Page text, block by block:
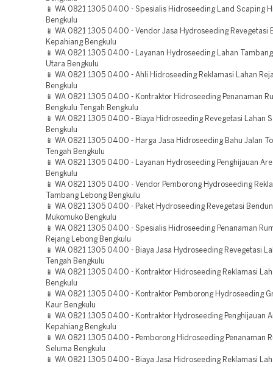
📱 WA 0821 1305 0400 - Spesialis Hidroseeding Land Scaping
Bengkulu
📱 WA 0821 1305 0400 - Vendor Jasa Hydroseeding Revegetasi
Kepahiang Bengkulu
📱 WA 0821 1305 0400 - Layanan Hydroseeding Lahan
Utara Bengkulu
📱 WA 0821 1305 0400 - Ahli Hidroseeding Reklamasi Lahan
Bengkulu
📱 WA 0821 1305 0400 - Kontraktor Hidroseeding Penanaman
Bengkulu Tengah Bengkulu
📱 WA 0821 1305 0400 - Biaya Hidroseeding Revegetasi Lahan
Bengkulu
📱 WA 0821 1305 0400 - Harga Jasa Hidroseeding Bahu Jalan
Tengah Bengkulu
📱 WA 0821 1305 0400 - Layanan Hydroseeding Penghijauan
Bengkulu
📱 WA 0821 1305 0400 - Vendor Pemborong Hydroseeding
Tambang Lebong Bengkulu
📱 WA 0821 1305 0400 - Paket Hydroseeding Revegetasi
Mukomuko Bengkulu
📱 WA 0821 1305 0400 - Spesialis Hidroseeding Penanaman
Rejang Lebong Bengkulu
📱 WA 0821 1305 0400 - Biaya Jasa Hydroseeding Revegetasi
Tengah Bengkulu
📱 WA 0821 1305 0400 - Kontraktor Hidroseeding Reklamasi
Bengkulu
📱 WA 0821 1305 0400 - Kontraktor Pemborong Hydroseeding
Kaur Bengkulu
📱 WA 0821 1305 0400 - Kontraktor Hydroseeding Penghijauan
Kepahiang Bengkulu
📱 WA 0821 1305 0400 - Pemborong Hidroseeding Penanaman
Seluma Bengkulu
📱 WA 0821 1305 0400 - Biaya Jasa Hidroseeding Reklamasi